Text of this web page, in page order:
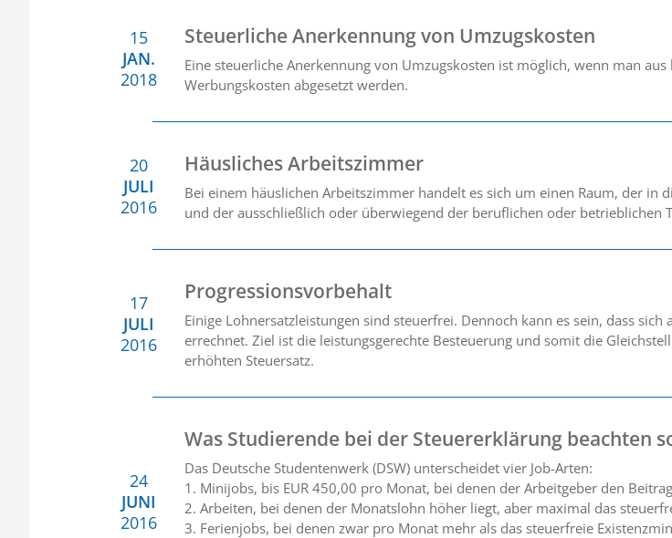
15
JAN.
2018
Steuerliche Anerkennung von Umzugskosten
Eine steuerliche Anerkennung von Umzugskosten ist möglich, wenn man
Werbungskosten abgesetzt werden.
20
JULI
2016
Häusliches Arbeitszimmer
Bei einem häuslichen Arbeitszimmer handelt es sich um einen Raum, der in
und der ausschließlich oder überwiegend der beruflichen oder betrieblichen
17
JULI
2016
Progressionsvorbehalt
Einige Lohnersatzleistungen sind steuerfrei. Dennoch kann es sein, dass
errechnet. Ziel ist die leistungsgerechte Besteuerung und somit die
erhöhten Steuersatz.
24
JUNI
2016
Was Studierende bei der Steuererklärung beachten
Das Deutsche Studentenwerk (DSW) unterscheidet vier Job-Arten:
1. Minijobs, bis EUR 450,00 pro Monat, bei denen der Arbeitgeber den
2. Arbeiten, bei denen der Monatslohn höher liegt, aber maximal das
3. Ferienjobs, bei denen zwar pro Monat mehr als das steuerfreie